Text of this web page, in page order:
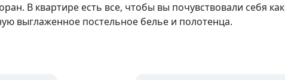
В квартире есть все, чтобы вы почувствовали себя как
выглаженное постельное белье и полотенца.